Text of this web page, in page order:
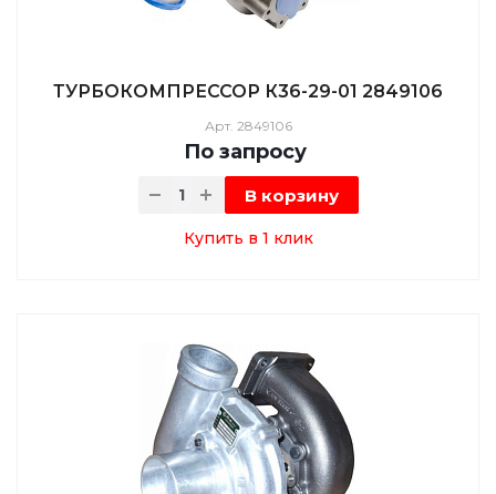
ТУРБОКОМПРЕССОР К36-29-01 2849106
Арт. 2849106
По запросу
В корзину
Купить в 1 клик